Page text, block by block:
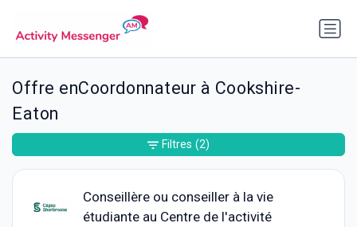
Offre enCoordonnateur à Cookshire-
Eaton
Conseillère ou conseiller à la vie
étudiante au Centre de l'activité
Filtres (2)